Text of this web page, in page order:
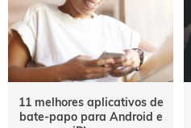
11 melhores aplicativos de
bate-papo para Android e